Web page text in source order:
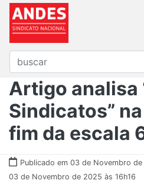
Artigo analisa
Sindicatos”
fim da escala
Publicado em 03 de Novembro
03 de Novembro de 2025 às 16h16